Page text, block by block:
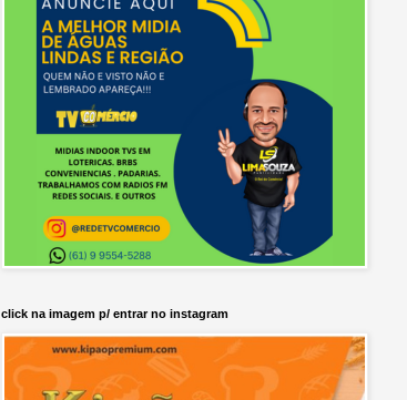
click na imagem p/ entrar no instagram